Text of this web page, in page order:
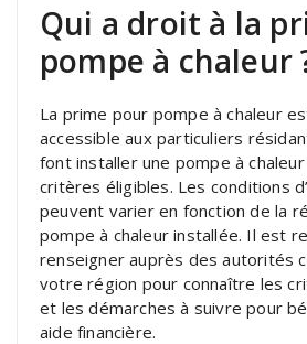
Qui a droit à la
pompe à chaleur
La prime pour pompe à chaleur
accessible aux particuliers
font installer une pompe à
critères éligibles. Les conditions
peuvent varier en fonction de la
pompe à chaleur installée. Il est
renseigner auprès des autorités
votre région pour connaître les
et les démarches à suivre pour
aide financière.